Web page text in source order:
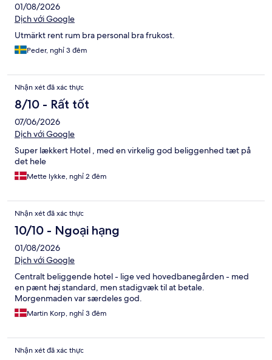
01/08/2026
Dịch với Google
Utmärkt rent rum bra personal bra frukost.
Peder, nghỉ 3 đêm
Nhận xét đã xác thực
8/10 - Rất tốt
07/06/2026
Dịch với Google
Super lækkert Hotel , med en virkelig god beliggenhed tæt på
det hele
Mette lykke, nghỉ 2 đêm
Nhận xét đã xác thực
10/10 - Ngoại hạng
01/08/2026
Dịch với Google
Centralt beliggende hotel - lige ved hovedbanegården - med
en pænt høj standard, men stadigvæk til at betale.
Morgenmaden var særdeles god.
Martin Korp, nghỉ 3 đêm
Nhận xét đã xác thực